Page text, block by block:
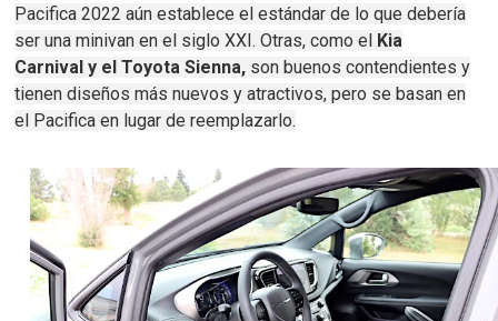
Pacifica 2022 aún establece el estándar de lo que debería
ser una minivan en el siglo XXI.Otras, como el
Kia
Carnival y el Toyota Sienna, son buenos contendientes y
tienen diseños más nuevos y atractivos, pero se basan en
el Pacifica en lugar de reemplazarlo.